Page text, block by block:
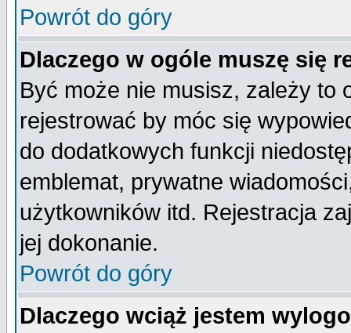
Powrót do góry
Dlaczego w ogóle muszę się
Być może nie musisz, zależy to
rejestrować by móc się
do dodatkowych funkcji
emblemat, prywatne
użytkowników itd. Rejestracja
jej dokonanie.
Powrót do góry
Dlaczego wciąż jestem